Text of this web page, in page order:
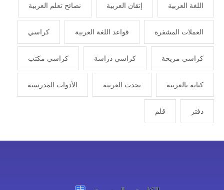
اللغة العربية إتقان العربية نصائح تعلم العربية
العملات المشفرة قواعد اللغة العربية كراسي
كراسي مريحة كراسي دراسة كراسي مكتب
كتابة بالعربية تحدث العربية الأدوات المدرسية
دفتر قلم